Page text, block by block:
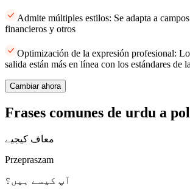
Admite múltiples estilos: Se adapta a
financieros y otros
Optimización de la expresión profesional:
salida están más en línea con los estándares de
Cambiar ahora
Frases comunes de urdu a
معاف کیجیے
Przepraszam
آپ کیسے ہیں؟